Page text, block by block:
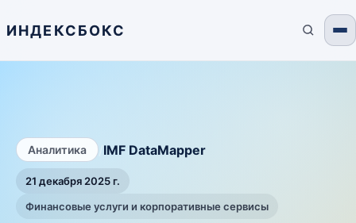
ИНДЕКСБОКС
Аналитика IMF DataMapper
21 декабря 2025 г.
Финансовые услуги и корпоративные сервисы